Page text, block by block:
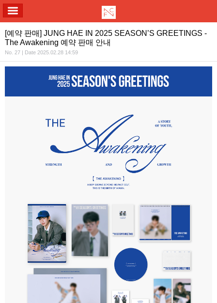
[예약 판매] JUNG HAE IN 2025 SEASON’S GREETINGS -
The Awakening 예약 판매 안내
No. 27 | Date 2025.02.28 14:59